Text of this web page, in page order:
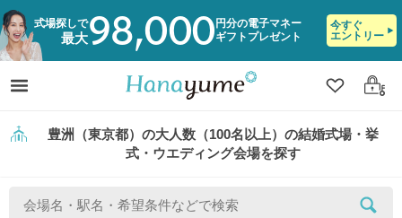
式場探しで
最大98,000 円分の電子マネー
ギフトプレゼント
今すぐ
エントリー
クリップ
ログ
豊洲（東京都）の大人数（100名以上）の結婚式場・挙
式・ウエディング会場を探す